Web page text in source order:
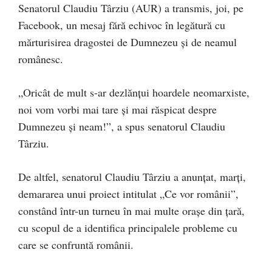
Senatorul Claudiu Târziu (AUR) a transmis, joi, pe
Facebook, un mesaj fără echivoc în legătură cu
mărturisirea dragostei de Dumnezeu și de neamul
românesc.
„Oricât de mult s-ar dezlănțui hoardele neomarxiste,
noi vom vorbi mai tare și mai răspicat despre
Dumnezeu și neam!”, a spus senatorul Claudiu
Târziu.
De altfel, senatorul Claudiu Târziu a anunțat, marți,
demararea unui proiect intitulat „Ce vor românii”,
constând într-un turneu în mai multe orașe din țară,
cu scopul de a identifica principalele probleme cu
care se confruntă românii.